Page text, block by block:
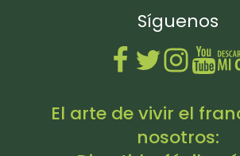
Síguenos
El arte de vivir el
nosotros: